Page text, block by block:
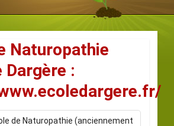
Naturopathie
Dargère :
de Naturopathie (anciennement